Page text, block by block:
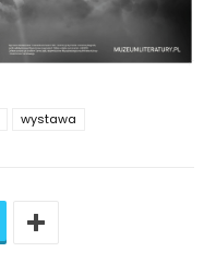
wystawa